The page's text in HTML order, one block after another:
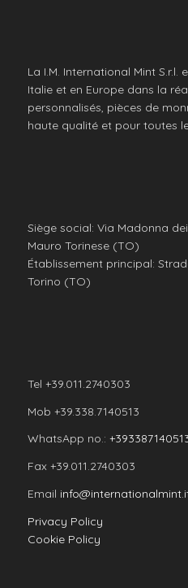
La I.M. International Mint
Italie et en Europe dans la
personnalisés, pièces de
haute qualité et pour toutes
Siège social: Via Madonna
Mauro Torinese (TO)
Établissement principal:
Torino (TO)
Tel +39.011.2740303
Mob +39.338.7140513
WhatsApp no.:
Fax +39.011.2740303
Email
Privacy Policy
Cookie Policy